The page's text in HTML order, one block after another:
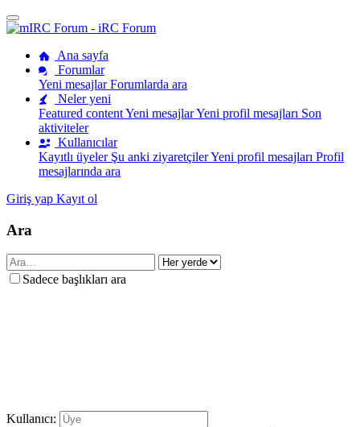
Ana sayfa
Forumlar
Yeni mesajlarForumlarda ara
Neler yeni
Featured contentYeni mesajlarYeni profil mesajları Son
aktiviteler
Kullanıcılar
Kayıtlı üyeler Şu anki ziyaretçilerYeni profil mesajları Profil
mesajlarında ara
Giriş yap Kayıt ol
Ara
Sadece başlıkları ara
Kullanıcı: